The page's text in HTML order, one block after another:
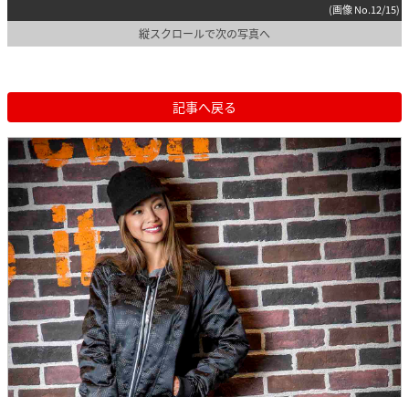
(画像 No.12/15)
縦スクロールで次の写真へ
記事へ戻る